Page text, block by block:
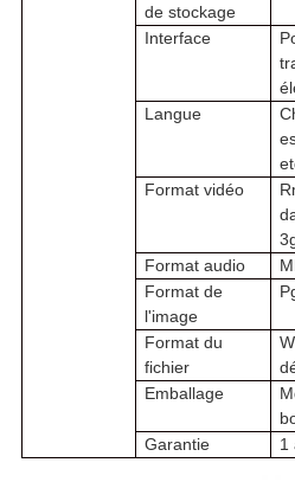
de stockage
Interface
Langue
Format vidéo
Format audio
Format de
l'image
Format du
fichier
Emballage
Garantie
1